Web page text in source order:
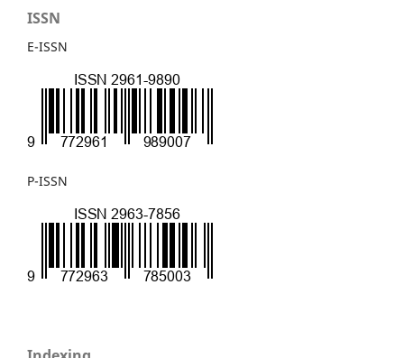
ISSN
E-ISSN
P-ISSN